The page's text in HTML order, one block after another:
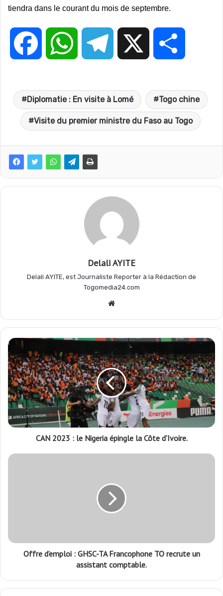
tiendra dans le courant du mois de septembre.
c
b
a
s
l
a
m
r
Diplomatie : En visite à Lomé Togo chine
Visite du premier ministre du Faso au Togo
Delali AYITE
Delali AYITE, est Journaliste Reporter à la Rédaction de
Togomedia24.com
Website
CAN 2023 : le Nigeria épingle la Côte d'Ivoire.
Offre d’emploi : GHSC-TA Francophone TO recrute un
assistant comptable.